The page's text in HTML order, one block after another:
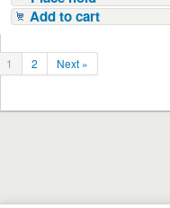
Add to cart
1 2 Next »